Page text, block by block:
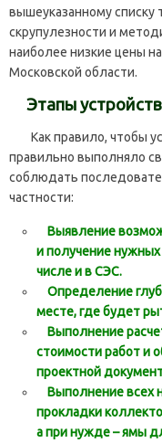
вышеуказанному списку
скрупулезности и
наиболее низкие цены
Московской области.
Этапы
Как правило, чтобы
правильно выполняло
соблюдать
частности:
Выявление
и получение
числе и в СЭС.
Определение
месте, где будет
Выполнение
стоимости работ и
проектной
Выполнение всех
прокладки
а при нужде – ямы